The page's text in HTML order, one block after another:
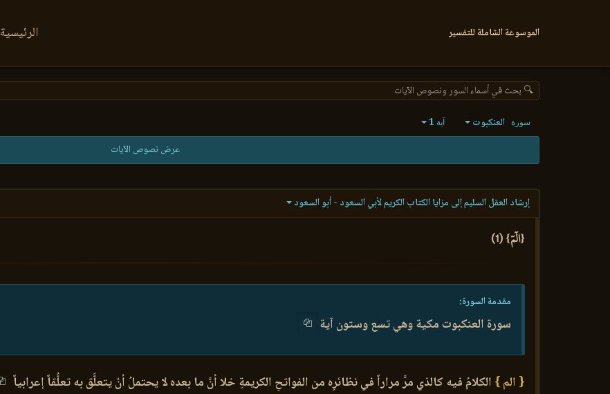
الموسوعة الشاملة للتفسير الرئيسية
🔍 بحث في أسماء السور ونصوص الآيات
سورة العنكبوت آية 1
عرض نصوص الآيات
إرشاد العقل السليم إلى مزايا الكتاب الكريم لأبي السعود - أبو السعود
{الٓمٓ} (1)
مقدمة السورة:
سورة العنكبوت مكية وهي تسع وستون آية
{ الم } الكلامُ فيه كالذي مرَّ مراراً في نظائرِه من الفواتحِ الكريمةِ خلا أنَّ ما بعده لا يحتملُ أنُ يتعلَّق به تعلُّقاً إعرابياً